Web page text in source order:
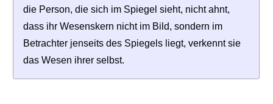
die Person, die sich im Spiegel sieht, nicht ahnt,
dass ihr Wesenskern nicht im Bild, sondern im
Betrachter jenseits des Spiegels liegt, verkennt sie
das Wesen ihrer selbst.